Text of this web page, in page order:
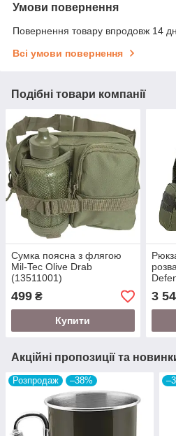
Умови повернення
Повернення товару впродовж 14
Всі умови повернення
Подібні товари компанії
Сумка поясна з флягою
Mil-Tec Olive Drab
(13511001)
499 ₴
Купити
3
Акційні пропозиції та
Розпродаж –38%